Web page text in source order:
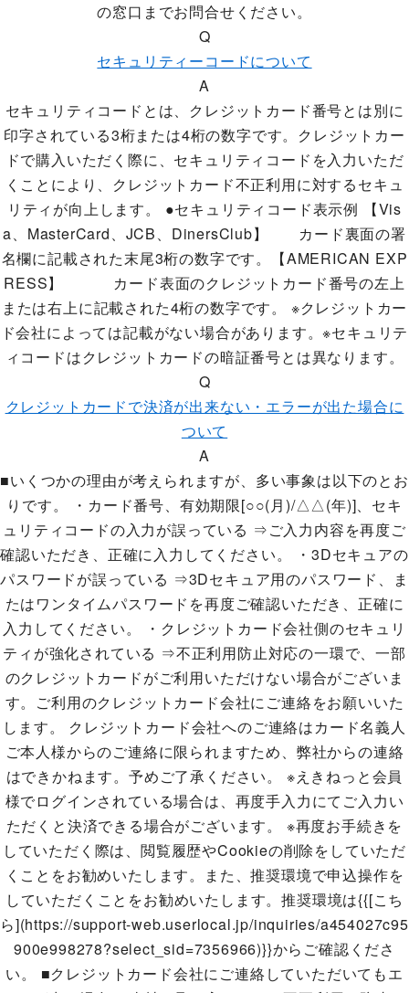
の窓口までお問合せください。
Q
セキュリティーコードについて
A
セキュリティコードとは、クレジットカード番号とは別に
印字されている3桁または4桁の数字です。クレジットカー
ドで購入いただく際に、セキュリティコードを入力いただ
くことにより、クレジットカード不正利用に対するセキュ
リティが向上します。 ●セキュリティコード表示例 【Vis
a、MasterCard、JCB、DinersClub】 カード裏面の署
名欄に記載された末尾3桁の数字です。【AMERICAN EXP
RESS】 カード表面のクレジットカード番号の左上
または右上に記載された4桁の数字です。 ※クレジットカー
ド会社によっては記載がない場合があります。※セキュリテ
ィコードはクレジットカードの暗証番号とは異なります。
Q
クレジットカードで決済が出来ない・エラーが出た場合に
ついて
A
■いくつかの理由が考えられますが、多い事象は以下のとお
りです。 ・カード番号、有効期限[○○(月)/△△(年)]、セキ
ュリティコードの入力が誤っている ⇒ご入力内容を再度ご
確認いただき、正確に入力してください。 ・3Dセキュアの
パスワードが誤っている ⇒3Dセキュア用のパスワード、ま
たはワンタイムパスワードを再度ご確認いただき、正確に
入力してください。 ・クレジットカード会社側のセキュリ
ティが強化されている ⇒不正利用防止対応の一環で、一部
のクレジットカードがご利用いただけない場合がございま
す。ご利用のクレジットカード会社にご連絡をお願いいた
します。 クレジットカード会社へのご連絡はカード名義人
ご本人様からのご連絡に限られますため、弊社からの連絡
はできかねます。予めご了承ください。 ※えきねっと会員
様でログインされている場合は、再度手入力にてご入力い
ただくと決済できる場合がございます。 ※再度お手続きを
していただく際は、閲覧履歴やCookieの削除をしていただ
くことをお勧めいたします。また、推奨環境で申込操作を
していただくことをお勧めいたします。推奨環境は{{[こち
ら](https://support-web.userlocal.jp/inquiries/a454027c95
900e998278?select_sid=7356966)}}からご確認くださ
い。 ■クレジットカード会社にご連絡していただいてもエ